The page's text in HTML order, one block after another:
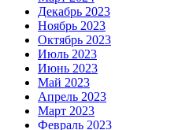
Декабрь 2023
Ноябрь 2023
Октябрь 2023
Июль 2023
Июнь 2023
Май 2023
Апрель 2023
Март 2023
Февраль 2023